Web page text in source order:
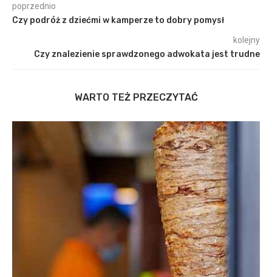
poprzednio
Czy podróż z dziećmi w kamperze to dobry pomysł
kolejny
Czy znalezienie sprawdzonego adwokata jest trudne
WARTO TEŻ PRZECZYTAĆ